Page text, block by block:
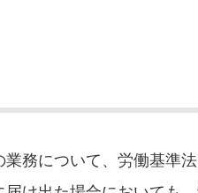
業務について、労働基準